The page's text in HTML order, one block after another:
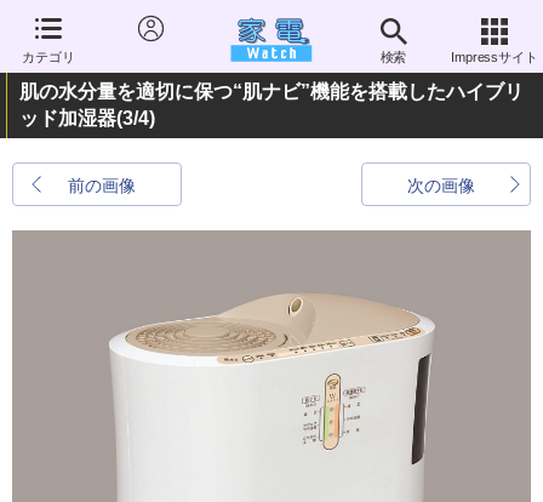
カテゴリ 検索 Impressサイト
肌の水分量を適切に保つ“肌ナビ”機能を搭載したハイブリ
ッド加湿器(3/4)
前の画像 次の画像